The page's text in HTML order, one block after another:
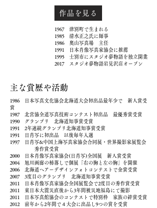
作品を見る
1967 津別町で生まれる
1985 清水正之氏に師事
1986 奥山写真場 主任
1991 日本肖像写真家協会に推薦
1995 士別市にスタジオ夢物語を独立開業
​2017 スタジオ夢物語岩見沢店オープン
​主な賞歴や活動
1986 日本写真文化協会北海道大会初出品最年少で 新人賞受
賞​
1987 北営協全道写真技術コンテスト初出品 最優秀賞受賞
1990 グランプリ 北海道知事賞受賞
1991 2年連続グランプリ北海道知事賞受賞
1991 日肖写に初出品 以後毎年入選
1997 日肖写&中国上海写真家協会合同展・世界撮影家展覧会
秀作賞受賞
2000 日本肖像写真家協会(日肖写)全国展 新人賞受賞
2004 旭川画廊の柿落しで個展「右の胸と左の胸」を開催
2006 北海道ヘアーデザインフォトコンテストで金賞受賞
2007 3度目のグランプリ 北海道知事賞受賞
2011 日本肖像写真家協会全国展覧会で2度目の秀作賞受賞
2011 東日本大震災直後から3年間被災地福島にて撮影
2011 日本写真館協会のコンテストで特別枠 家族の絆賞受賞
2012 前年から2年間で４大会に出品し9つの賞を受賞